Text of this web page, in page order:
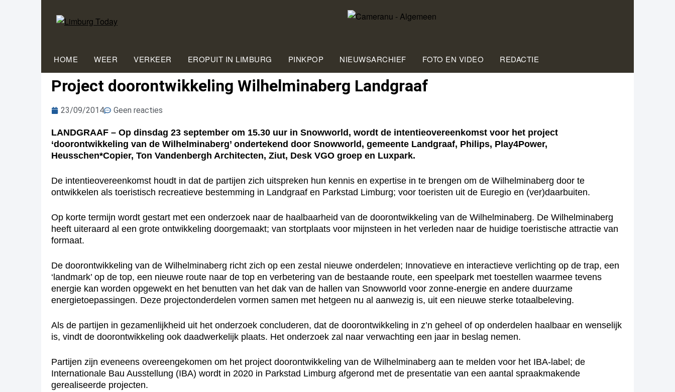
HOME WEER VERKEER EROPUIT IN LIMBURG PINKPOP NIEUWSARCHIEF FOTO EN VIDEO REDACTIE
Project doorontwikkeling Wilhelminaberg Landgraaf
23/09/2014 Geen reacties
LANDGRAAF – Op dinsdag 23 september om 15.30 uur in Snowworld, wordt de intentieovereenkomst voor het project
‘doorontwikkeling van de Wilhelminaberg’ ondertekend door Snowworld, gemeente Landgraaf, Philips, Play4Power,
Heusschen*Copier, Ton Vandenbergh Architecten, Ziut, Desk VGO groep en Luxpark.
De intentieovereenkomst houdt in dat de partijen zich uitspreken hun kennis en expertise in te brengen om de Wilhelminaberg door te
ontwikkelen als toeristisch recreatieve bestemming in Landgraaf en Parkstad Limburg; voor toeristen uit de Euregio en (ver)daarbuiten.
Op korte termijn wordt gestart met een onderzoek naar de haalbaarheid van de doorontwikkeling van de Wilhelminaberg. De Wilhelminaberg
heeft uiteraard al een grote ontwikkeling doorgemaakt; van stortplaats voor mijnsteen in het verleden naar de huidige toeristische attractie van
formaat.
De doorontwikkeling van de Wilhelminaberg richt zich op een zestal nieuwe onderdelen; Innovatieve en interactieve verlichting op de trap, een
‘landmark’ op de top, een nieuwe route naar de top en verbetering van de bestaande route, een speelpark met toestellen waarmee tevens
energie kan worden opgewekt en het benutten van het dak van de hallen van Snowworld voor zonne-energie en andere duurzame
energietoepassingen. Deze projectonderdelen vormen samen met hetgeen nu al aanwezig is, uit een nieuwe sterke totaalbeleving.
Als de partijen in gezamenlijkheid uit het onderzoek concluderen, dat de doorontwikkeling in z’n geheel of op onderdelen haalbaar en wenselijk
is, vindt de doorontwikkeling ook daadwerkelijk plaats. Het onderzoek zal naar verwachting een jaar in beslag nemen.
Partijen zijn eveneens overeengekomen om het project doorontwikkeling van de Wilhelminaberg aan te melden voor het IBA-label; de
Internationale Bau Ausstellung (IBA) wordt in 2020 in Parkstad Limburg afgerond met de presentatie van een aantal spraakmakende
gerealiseerde projecten.